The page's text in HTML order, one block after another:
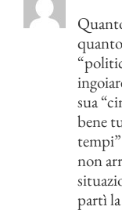
sua
bene
non
partì